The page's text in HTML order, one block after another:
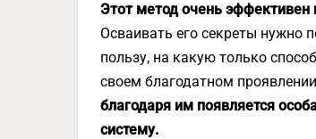
Этот метод очень эффективен
Осваивать его секреты нужно
пользу, на какую только
своем благодатном
благодаря им появляется
систему.